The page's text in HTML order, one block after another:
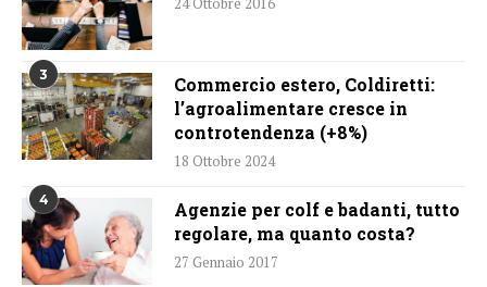
3
Commercio estero, Coldiretti:
l’agroalimentare cresce in
controtendenza (+8%)
18 Ottobre 2024
4
Agenzie per colf e badanti, tutto
regolare, ma quanto costa?
27 Gennaio 2017